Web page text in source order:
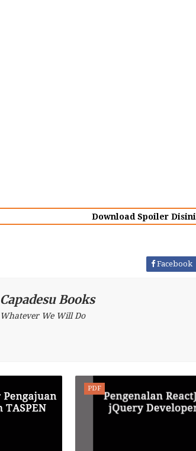
Download Spoiler Disini
Facebook
Capadesu Books
Whatever We Will Do
PDF